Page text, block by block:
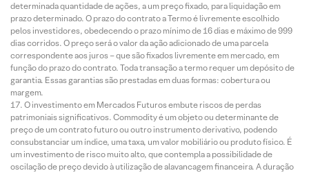
determinada quantidade de ações, a um preço fixado, para liquidação em
prazo determinado. O prazo do contrato a Termo é livremente escolhido
pelos investidores, obedecendo o prazo mínimo de 16 dias e máximo de 999
dias corridos. O preço será o valor da ação adicionado de uma parcela
correspondente aos juros – que são fixados livremente em mercado, em
função do prazo do contrato. Toda transação a termo requer um depósito de
garantia. Essas garantias são prestadas em duas formas: cobertura ou
margem.
O investimento em Mercados Futuros embute riscos de perdas
patrimoniais significativos. Commodity é um objeto ou determinante de
preço de um contrato futuro ou outro instrumento derivativo, podendo
consubstanciar um índice, uma taxa, um valor mobiliário ou produto físico. É
um investimento de risco muito alto, que contempla a possibilidade de
oscilação de preço devido à utilização de alavancagem financeira. A duração